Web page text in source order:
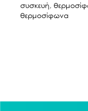
συσκευή,
θερμοσίφωνα